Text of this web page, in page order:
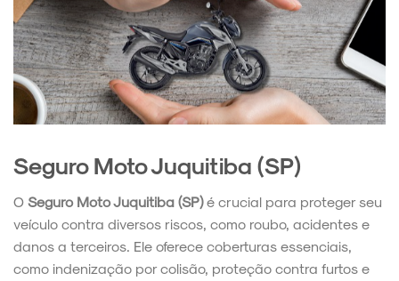
Seguro Moto Juquitiba (SP)
O Seguro Moto Juquitiba (SP)é crucial para proteger seu
veículo contra diversos riscos, como roubo, acidentes e
danos a terceiros. Ele oferece coberturas essenciais,
como indenização por colisão, proteção contra furtos e